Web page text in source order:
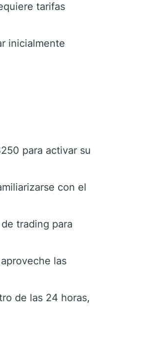
tarifas
inicialmente
para activar su
con el
trading para
las
de las 24 horas,